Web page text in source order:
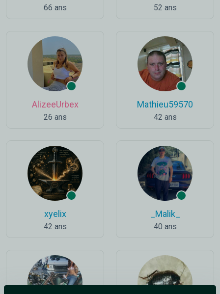
66 ans 52 ans
AlizeeUrbex
26 ans
Mathieu59570
42 ans
xyelix
42 ans
_Malik_
40 ans